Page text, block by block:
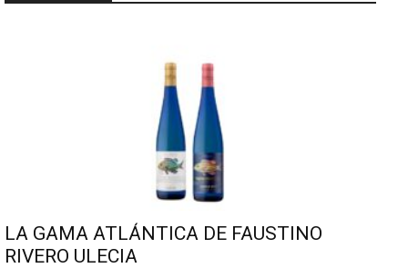
LA GAMA ATLÁNTICA DE FAUSTINO
RIVERO ULECIA